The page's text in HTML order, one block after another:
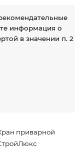
информация о
в значении п. 2
приварной